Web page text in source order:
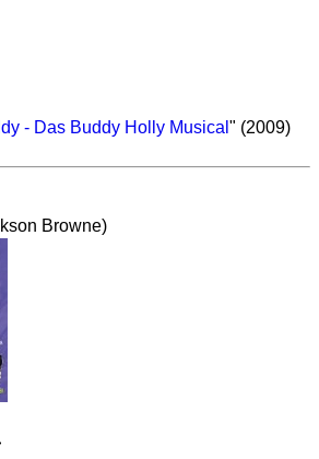
- Das Buddy Holly Musical " (2009)
Browne)